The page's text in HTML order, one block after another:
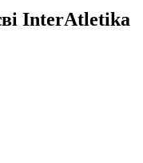
InterAtletika